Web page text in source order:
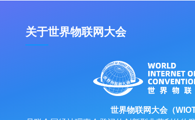
关于世界物联网大会
世界物联网大会（